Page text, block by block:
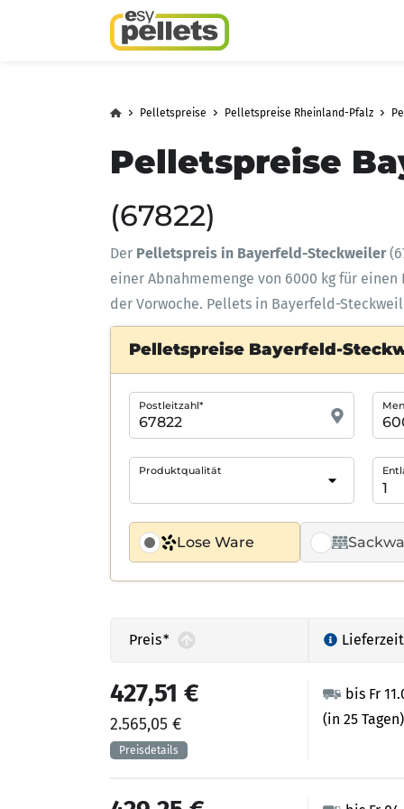
Pelletspreise Pelletspreise Rheinland-Pfalz
Pelletspreise
(67822)
Der Pelletspreis in Bayerfeld-Steckweiler
einer Abnahmemenge von 6000 kg für
der Vorwoche. Pellets in Bayerfeld-
Pelletspreise Bayerfeld-
Lose Ware
Postleitzahl*
Produktqualität
Preis* Lieferzeit
bis Fr
(in 25 Tagen)
427,51 €
2.565,05 €